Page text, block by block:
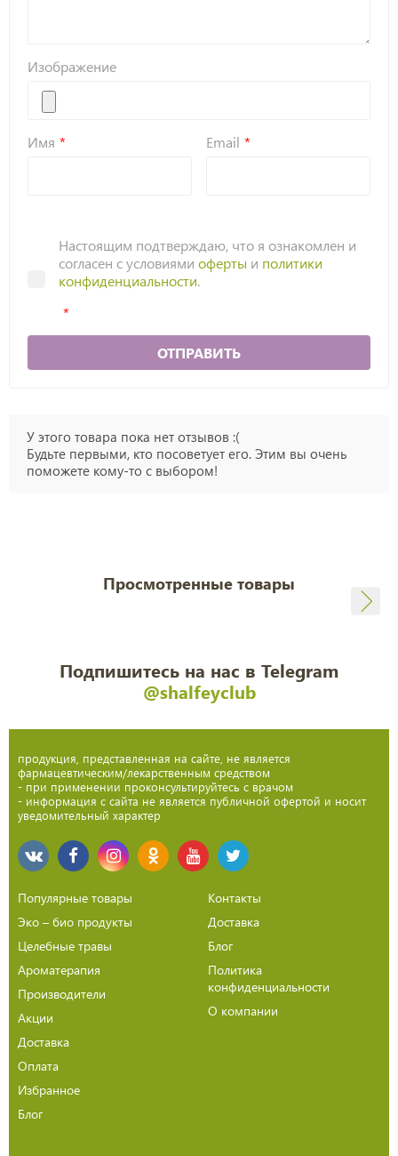
Изображение
Имя Email
Настоящим подтверждаю, что я ознакомлен и
согласен с условиями оферты и политики
конфиденциальности.
ОТПРАВИТЬ
У этого товара пока нет отзывов :(
Будьте первыми, кто посоветует его. Этим вы очень
поможете кому-то с выбором!
Просмотренные товары
Подпишитесь на нас в Telegram
@shalfeyclub
продукция, представленная на сайте, не является
фармацевтическим/лекарственным средством
- при применении проконсультируйтесь с врачом
- информация с сайта не является публичной офертой и носит
уведомительный характер
Популярные товары
Эко – био продукты
Целебные травы
Ароматерапия
Производители
Акции
Доставка
Оплата
Избранное
Блог
Контакты
Доставка
Блог
Политика
конфиденциальности
О компании